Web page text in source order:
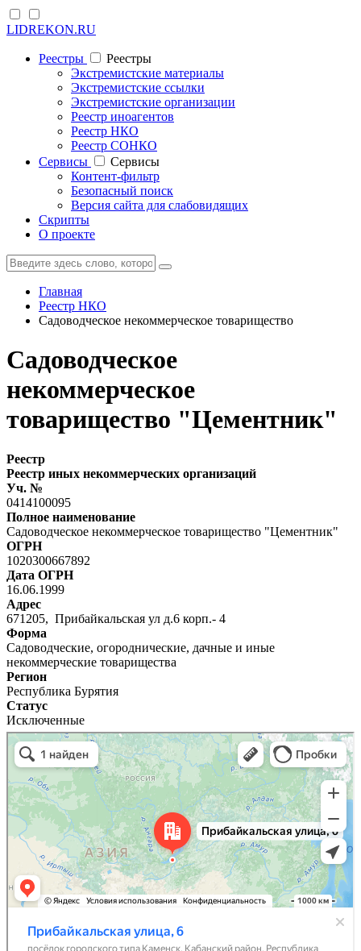
LIDREKON.RU
Реестры
Реестры
Экстремистские материалы
Экстремистские ссылки
Экстремистские организации
Реестр иноагентов
Реестр НКО
Реестр СОНКО
Cервисы
Cервисы
Контент-фильтр
Безопасный поиск
Версия сайта для слабовидящих
Скрипты
О проекте
Главная
Реестр НКО
Садоводческое некоммерческое товарищество
Садоводческое
некоммерческое
товарищество "Цементник"
Реестр
Реестр иных некоммерческих организаций
Уч. №
0414100095
Полное наименование
Садоводческое некоммерческое товарищество "Цементник"
ОГРН
1020300667892
Дата ОГРН
16.06.1999
Адрес
671205, Прибайкальская ул д.6 корп.- 4
Форма
Садоводческие, огороднические, дачные и иные
некоммерческие товарищества
Регион
Республика Бурятия
Статус
Исключенные